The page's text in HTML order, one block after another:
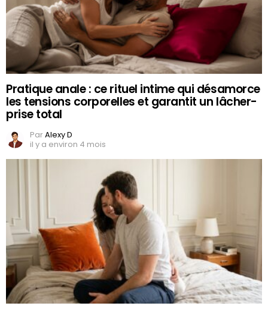
Pratique anale : ce rituel intime qui désamorce
les tensions corporelles et garantit un lâcher-
prise total
ParAlexy D
il y a environ 4 mois